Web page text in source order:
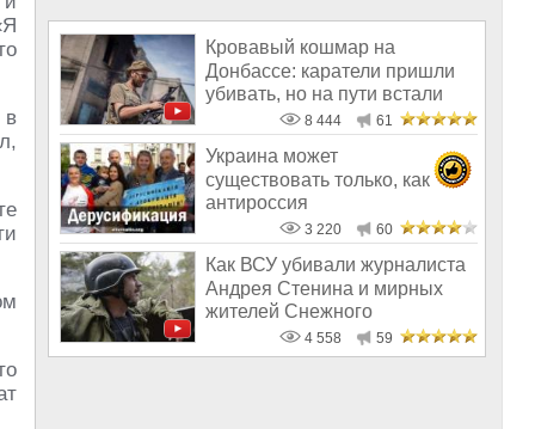
в
Кровавый кошмар на
Донбассе: каратели пришли
убивать, но на пути встали
8 444 61
Украина может
существовать только, как
антироссия
3 220 60
Как ВСУ убивали журналиста
Андрея Стенина и мирных
жителей Снежного
4 558 59